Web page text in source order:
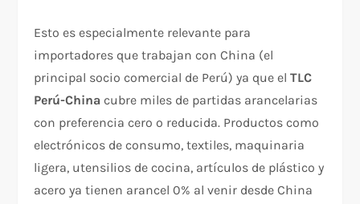
Esto es especialmente relevante para
importadores que trabajan con China (el
principal socio comercial de Perú) ya que elTLC
Perú-China cubre miles de partidas arancelarias
con preferencia cero o reducida. Productos como
electrónicos de consumo, textiles, maquinaria
ligera, utensilios de cocina, artículos de plástico y
acero ya tienen arancel 0% al venir desde China